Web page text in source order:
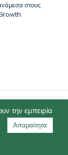
στους
χρήσης
την εμπειρία
Απαραίτητα